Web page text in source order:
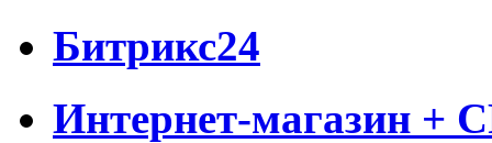
Битрикс24
Интернет-магазин +